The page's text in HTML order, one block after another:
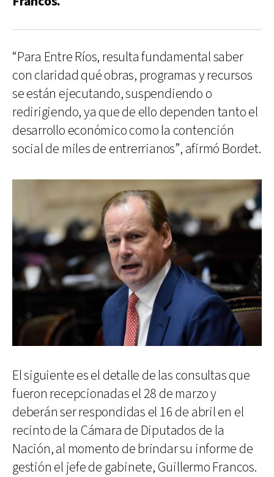
“Para Entre Ríos, resulta fundamental saber
con claridad qué obras, programas y recursos
se están ejecutando, suspendiendo o
redirigiendo, ya que de ello dependen tanto el
desarrollo económico como la contención
social de miles de entrerrianos”, afirmó Bordet.
El siguiente es el detalle de las consultas que
fueron recepcionadas el 28 de marzo y
deberán ser respondidas el 16 de abril en el
recinto de la Cámara de Diputados de la
Nación, al momento de brindar su informe de
gestión el jefe de gabinete, Guillermo Francos.